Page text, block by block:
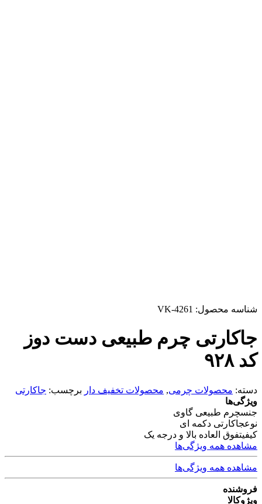
شناسه محصول: VK-4261
جاکارتی چرم طبیعی دست دوز
کد ۹۲۸
دسته: محصولات چرمی, محصولات تخفیف دار برچسب: جاکارتی
ویژگی‌ها
جنسچرم طبیعی گاوی
نوعجاکارتی دکمه ای
کیفیتفوق العاده بالا و درجه یک
مشاهده همه ویژگی‌ها
مشاهده همه ویژگی‌ها
فروشنده
ویژوکالا